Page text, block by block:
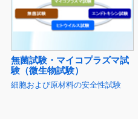
無菌試験・マイコプラズマ試
験（微生物試験）
細胞および原材料の安全性試験